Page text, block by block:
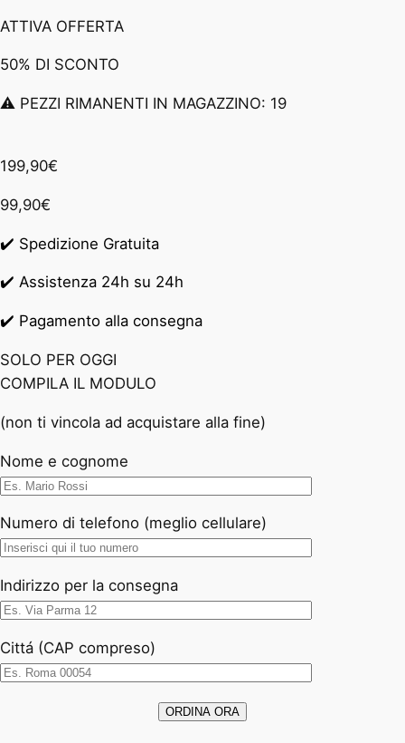
ATTIVA OFFERTA
50% DI SCONTO
⚠️ PEZZI RIMANENTI IN MAGAZZINO: 19
199,90€
99,90€
✔️ Spedizione Gratuita
✔️ Assistenza 24h su 24h
✔️ Pagamento alla consegna
SOLO PER OGGI
COMPILA IL MODULO
(non ti vincola ad acquistare alla fine)
Nome e cognome
Numero di telefono (meglio cellulare)
Indirizzo per la consegna
Cittá (CAP compreso)